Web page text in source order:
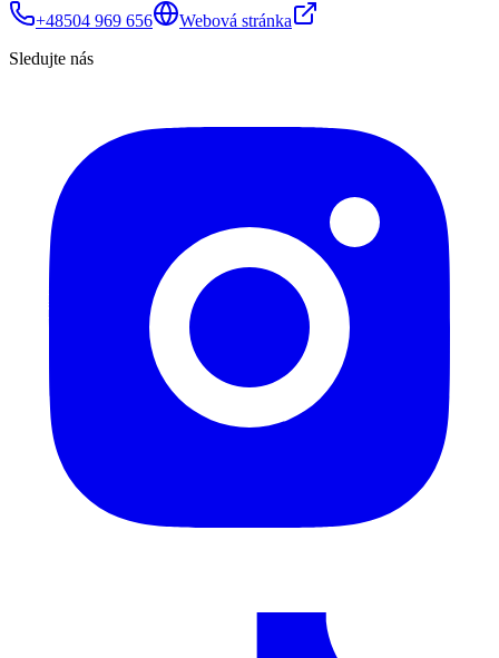
+48504 969 656
Webová stránka
Sledujte nás